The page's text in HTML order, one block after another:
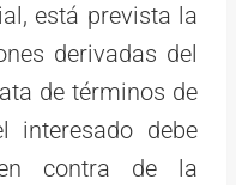
está prevista la
derivadas del
de términos de
interesado debe
contra de la